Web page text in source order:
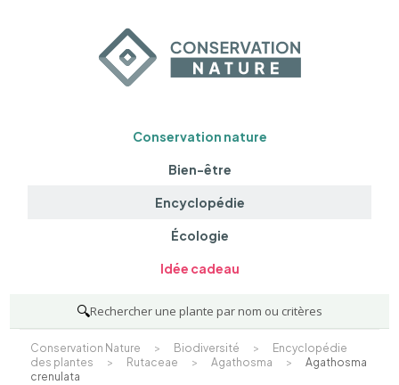
Conservation nature
Bien-être
Encyclopédie
Écologie
Idée cadeau
🔍Rechercher une plante par nom ou critères
Conservation Nature > Biodiversité >
Encyclopédie
des plantes
> Rutaceae > Agathosma >
Agathosma
crenulata